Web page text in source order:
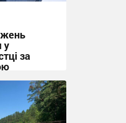
у
за